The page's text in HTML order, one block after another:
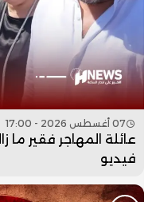
07 أغسطس 2026 - 17:00
عائلة المهاجر فقير ما
فيديو